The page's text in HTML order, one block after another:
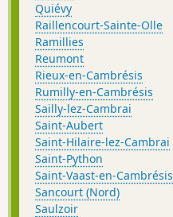
Quiévy
Raillencourt-Sainte-Olle
Ramillies
Reumont
Rieux-en-Cambrésis
Rumilly-en-Cambrésis
Sailly-lez-Cambrai
Saint-Aubert
Saint-Hilaire-lez-Cambrai
Saint-Python
Saint-Vaast-en-Cambrésis
Sancourt (Nord)
Saulzoir